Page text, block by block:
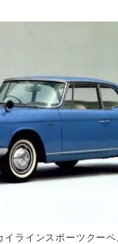
ラインスポーツクー